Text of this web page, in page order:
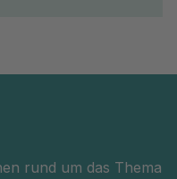
rund um das Thema